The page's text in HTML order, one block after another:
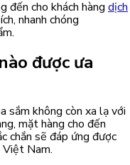
đến cho khách hàng dịch
nhanh chóng
được ưa
sắm không còn xa lạ với
mặt hàng cho đến
chắn sẽ đáp ứng được
Việt Nam.